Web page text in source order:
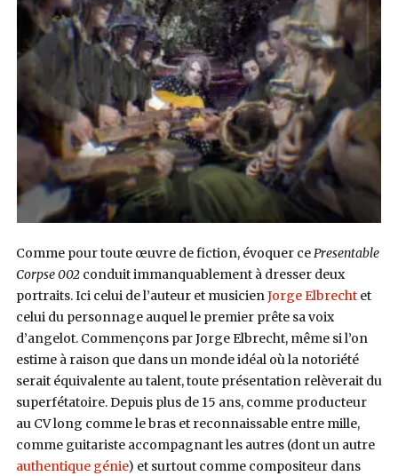
Comme pour toute œuvre de fiction, évoquer cePresentable
Corpse 002conduit immanquablement à dresser deux
portraits. Ici celui de l’auteur et musicienJorge Elbrechtet
celui du personnage auquel le premier prête sa voix
d’angelot. Commençons par Jorge Elbrecht, même si l’on
estime à raison que dans un monde idéal où la notoriété
serait équivalente au talent, toute présentation relèverait du
superfétatoire. Depuis plus de 15 ans, comme producteur
au CV long comme le bras et reconnaissable entre mille,
comme guitariste accompagnant les autres (dont un autre
authentique génie) et surtout comme compositeur dans